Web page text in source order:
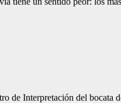
de Interpretación del bocata